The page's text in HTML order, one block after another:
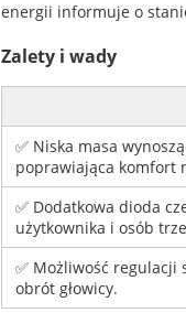
energii informuje o
Zalety i wady
✅ Niska masa
poprawiająca komfort
✅ Dodatkowa dioda
użytkownika i osób
✅ Możliwość regulacji
obrót głowicy.